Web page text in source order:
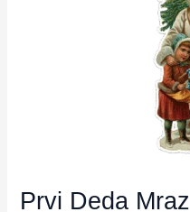
Prvi Deda Mraz